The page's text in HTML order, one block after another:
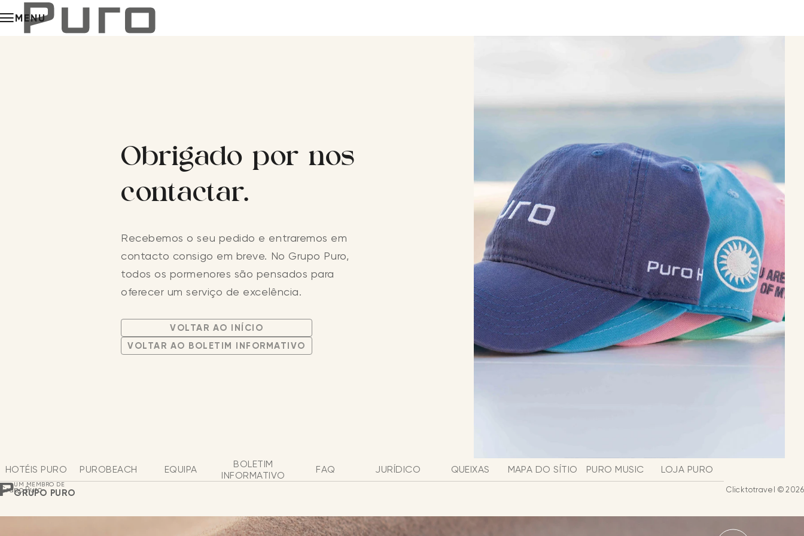
MENU
Puro Music
Grupos & Eventos
A nossa equipa
Expansão do negócio
Obrigado por nos
contactar.
Recebemos o seu pedido e entraremos em
contacto consigo em breve. No Grupo Puro,
todos os pormenores são pensados para
oferecer um serviço de excelência.
VOLTAR AO INÍCIO
VOLTAR AO BOLETIM INFORMATIVO
HOTÉIS PURO PUROBEACH EQUIPA
BOLETIM
INFORMATIVO
FAQ JURÍDICO QUEIXAS MAPA DO SÍTIO PURO MUSIC LOJA PURO
UM MEMBRO DE
GRUPO PURO
Grupo Puro Clicktotravel © 2026